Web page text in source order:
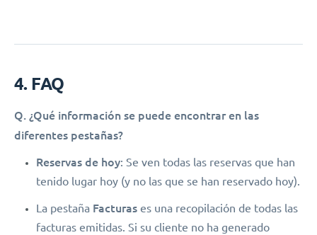
4. FAQ
Q. ¿Qué información se puede encontrar en las
diferentes pestañas?
Reservas de hoy: Se ven todas las reservas que han
tenido lugar hoy (y no las que se han reservado hoy).
La pestaña Facturas es una recopilación de todas las
facturas emitidas. Si su cliente no ha generado